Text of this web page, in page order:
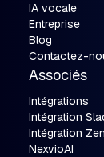
IA vocale
Entreprise
Blog
Contactez-
Associés
Intégrations
Intégration
Intégration
NexvioAI